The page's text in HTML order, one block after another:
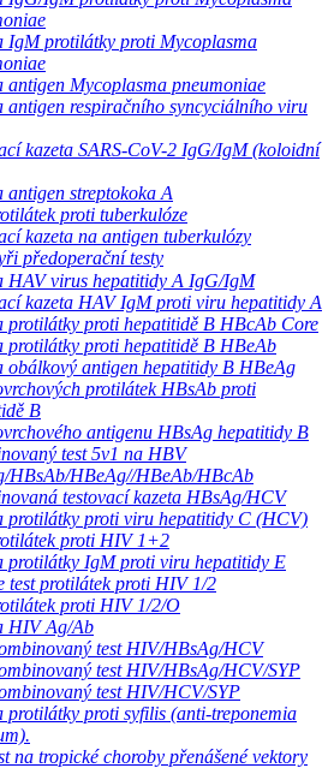
IgM protilátky proti Mycoplasma
antigen Mycoplasma pneumoniae
antigen respiračního syncyciálního viru
kazeta SARS-CoV-2 IgG/IgM (koloidní
antigen streptokoka A
proti tuberkulóze
kazeta na antigen tuberkulózy
předoperační testy
HAV virus hepatitidy A IgG/IgM
kazeta HAV IgM proti viru hepatitidy A
protilátky proti hepatitidě B HBcAb Core
protilátky proti hepatitidě B HBeAb
obálkový antigen hepatitidy B HBeAg
protilátek HBsAb proti
B
antigenu HBsAg hepatitidy B
test 5v1 na HBV
HBsAb/HBeAg//HBeAb/HBcAb
testovací kazeta HBsAg/HCV
protilátky proti viru hepatitidy C (HCV)
proti HIV 1+2
protilátky IgM proti viru hepatitidy E
test protilátek proti HIV 1/2
proti HIV 1/2/O
HIV Ag/Ab
test HIV/HBsAg/HCV
test HIV/HBsAg/HCV/SYP
test HIV/HCV/SYP
protilátky proti syfilis (anti-treponemia
na tropické choroby přenášené vektory